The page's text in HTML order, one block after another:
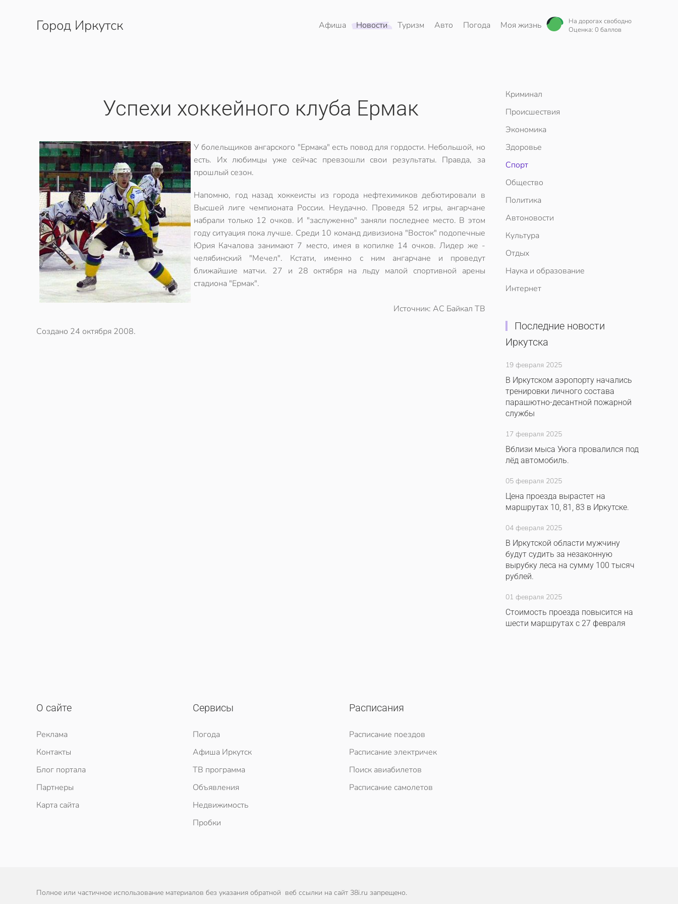
Перейти к содержимому
Город Иркутск Афиша Новости Туризм Авто Погода Моя жизнь
На дорогах свободно
Оценка: 0 баллов
Успехи хоккейного клуба Ермак
У болельщиков ангарского "Ермака" есть повод для гордости. Небольшой, но
есть. Их любимцы уже сейчас превзошли свои результаты. Правда, за
прошлый сезон.
Напомню, год назад хоккеисты из города нефтехимиков дебютировали в
Высшей лиге чемпионата России. Неудачно. Проведя 52 игры, ангарчане
набрали только 12 очков. И "заслуженно" заняли последнее место. В этом
году ситуация пока лучше. Среди 10 команд дивизиона "Восток" подопечные
Юрия Качалова занимают 7 место, имея в копилке 14 очков. Лидер же -
челябинский "Мечел". Кстати, именно с ним ангарчане и проведут
ближайшие матчи. 27 и 28 октября на льду малой спортивной арены
стадиона "Ермак".
Источник: АС Байкал ТВ
Создано 24 октября 2008.
Криминал
Происшествия
Экономика
Здоровье
Спорт
Общество
Политика
Автоновости
Культура
Отдых
Наука и образование
Интернет
Последние новости
Иркутска
19 февраля 2025
В Иркутском аэропорту начались
тренировки личного состава
парашютно-десантной пожарной
службы
17 февраля 2025
Вблизи мыса Уюга провалился под
лёд автомобиль.
05 февраля 2025
Цена проезда вырастет на
маршрутах 10, 81, 83 в Иркутске.
04 февраля 2025
В Иркутской области мужчину
будут судить за незаконную
вырубку леса на сумму 100 тысяч
рублей.
01 февраля 2025
Стоимость проезда повысится на
шести маршрутах с 27 февраля
О сайте
Реклама
Контакты
Блог портала
Партнеры
Карта сайта
Сервисы
Погода
Афиша Иркутск
ТВ программа
Объявления
Недвижимость
Пробки
Расписания
Расписание поездов
Расписание электричек
Поиск авиабилетов
Расписание самолетов
Полное или частичное использование материалов без указания обратной веб ссылки на сайт 38i.ru запрещено.